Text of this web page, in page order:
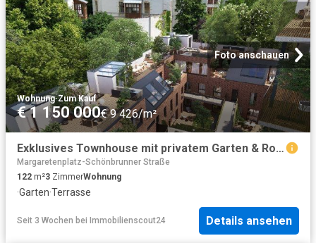
Foto anschauen
Wohnung·Zum Kauf
€ 1 150 000€ 9 426/m²
Exklusives Townhouse mit privatem Garten & Rooftop Terrassen in Bestlage 1050 Wien
Margaretenplatz-Schönbrunner Straße
122 m²3 ZimmerWohnung
·Garten·Terrasse
Seit 3 Wochen bei Immobilienscout24 Details ansehen